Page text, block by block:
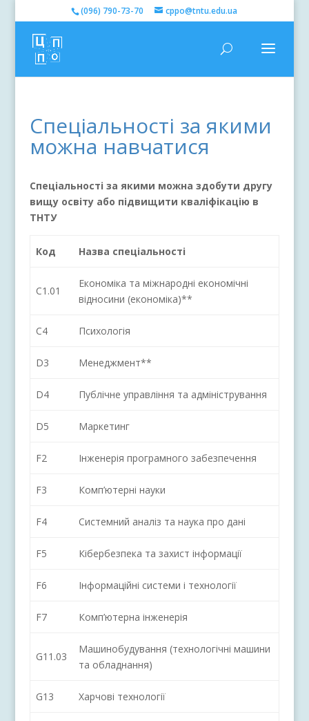
(096) 790-73-70 cppo@tntu.edu.ua
Спеціальності за якими
можна навчатися
Спеціальності за якими можна здобути другу
вищу освіту або підвищити кваліфікацію в
ТНТУ
Код Назва спеціальності
C1.01
Економіка та міжнародні економічні
відносини (економіка)**
C4 Психологія
D3 Менеджмент**
D4 Публічне управління та адміністрування
D5 Маркетинг
F2 Інженерія програмного забезпечення
F3 Комп’ютерні науки
F4 Системний аналіз та наука про дані
F5 Кібербезпека та захист інформації
F6 Інформаційні системи і технології
F7 Комп’ютерна інженерія
G11.03
Машинобудування (технологічні машини
та обладнання)
G13 Харчові технології